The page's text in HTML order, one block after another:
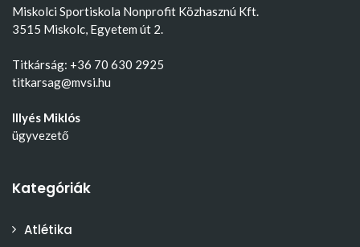
Miskolci Sportiskola Nonprofit Közhasznú Kft.
3515 Miskolc, Egyetem út 2.
Titkárság: +36 70 630 2925
titkarsag@mvsi.hu
Illyés Miklós
ügyvezető
Kategóriák
Atlétika